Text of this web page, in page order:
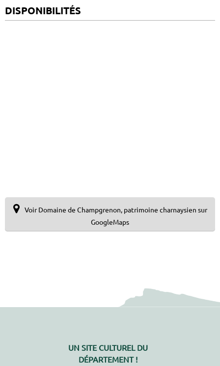
DISPONIBILITÉS
Voir Domaine de Champgrenon, patrimoine charnaysien sur
GoogleMaps
UN SITE CULTUREL DU
DÉPARTEMENT !